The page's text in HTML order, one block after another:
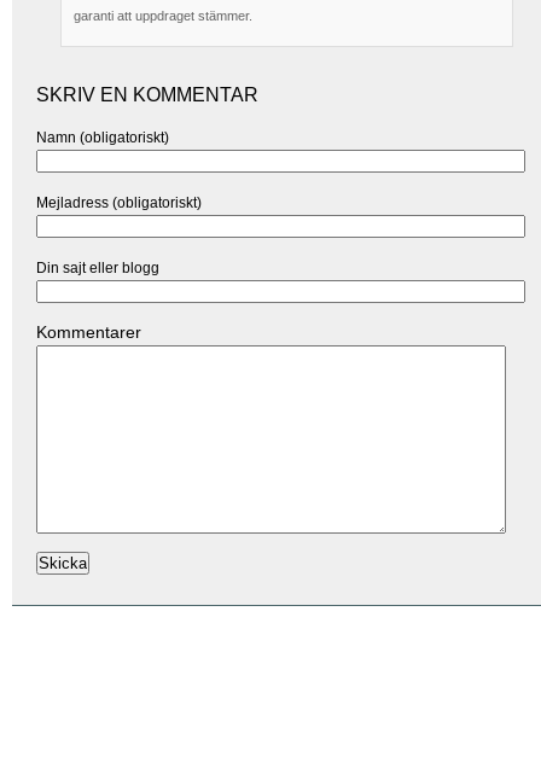
garanti att uppdraget stämmer.
SKRIV EN KOMMENTAR
Namn (obligatoriskt)
Mejladress (obligatoriskt)
Din sajt eller blogg
Kommentarer